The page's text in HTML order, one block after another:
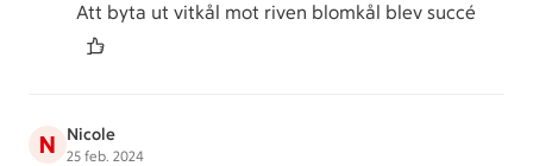
Att byta ut vitkål mot riven blomkål blev succé
N Nicole
25 feb. 2024